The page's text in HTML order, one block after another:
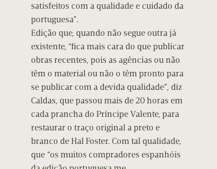
satisfeitos com a qualidade e cuidado da
portuguesa”.
Edição que, quando não segue outra já
existente, “fica mais cara do que publicar
obras recentes, pois as agências ou não
têm o material ou não o têm pronto para
se publicar com a devida qualidade”, diz
Caldas, que passou mais de 20 horas em
cada prancha do Príncipe Valente, para
restaurar o traço original a preto e
branco de Hal Foster. Com tal qualidade,
que “os muitos compradores espanhóis